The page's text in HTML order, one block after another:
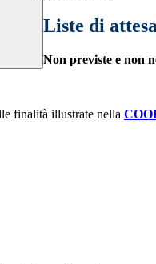
Liste di
Non previste e non
finalità illustrate nella